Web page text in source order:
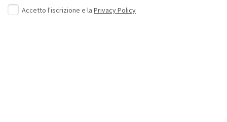
Accetto l'iscrizione e la Privacy Policy